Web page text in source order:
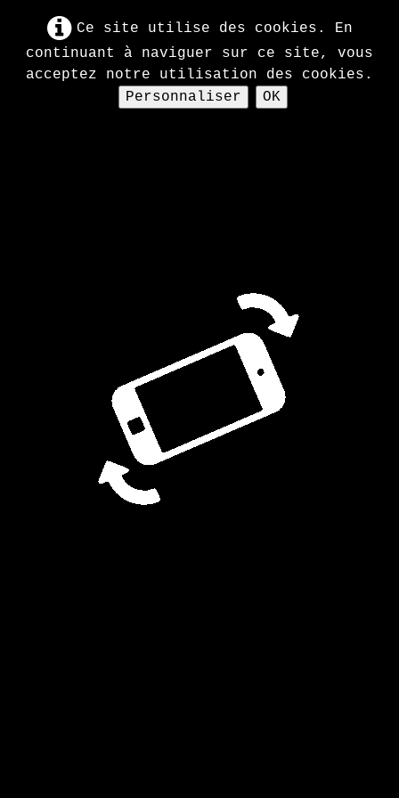
Ce site utilise des cookies. En
continuant à naviguer sur ce site, vous
acceptez notre utilisation des cookies.
Personnaliser
OK